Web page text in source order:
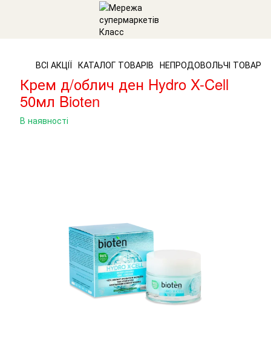
ВСІ АКЦІЇ КАТАЛОГ ТОВАРІВ НЕПРОДОВОЛЬЧІ ТОВАРИ
Крем д/облич ден Hydro X-Cell
50мл Bioten
В наявності